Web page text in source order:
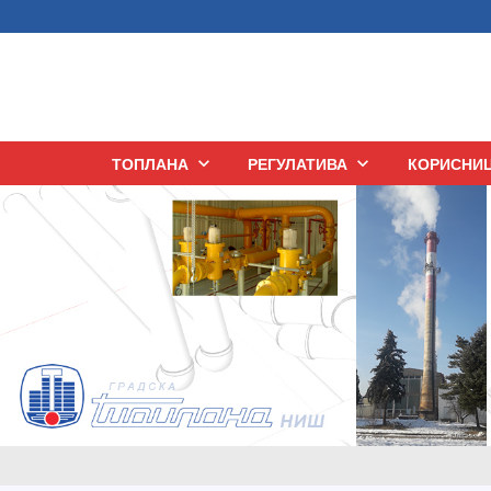
ТОПЛАНА keyboard_arrow_down РЕГУЛАТИВА keyboard_arrow_down